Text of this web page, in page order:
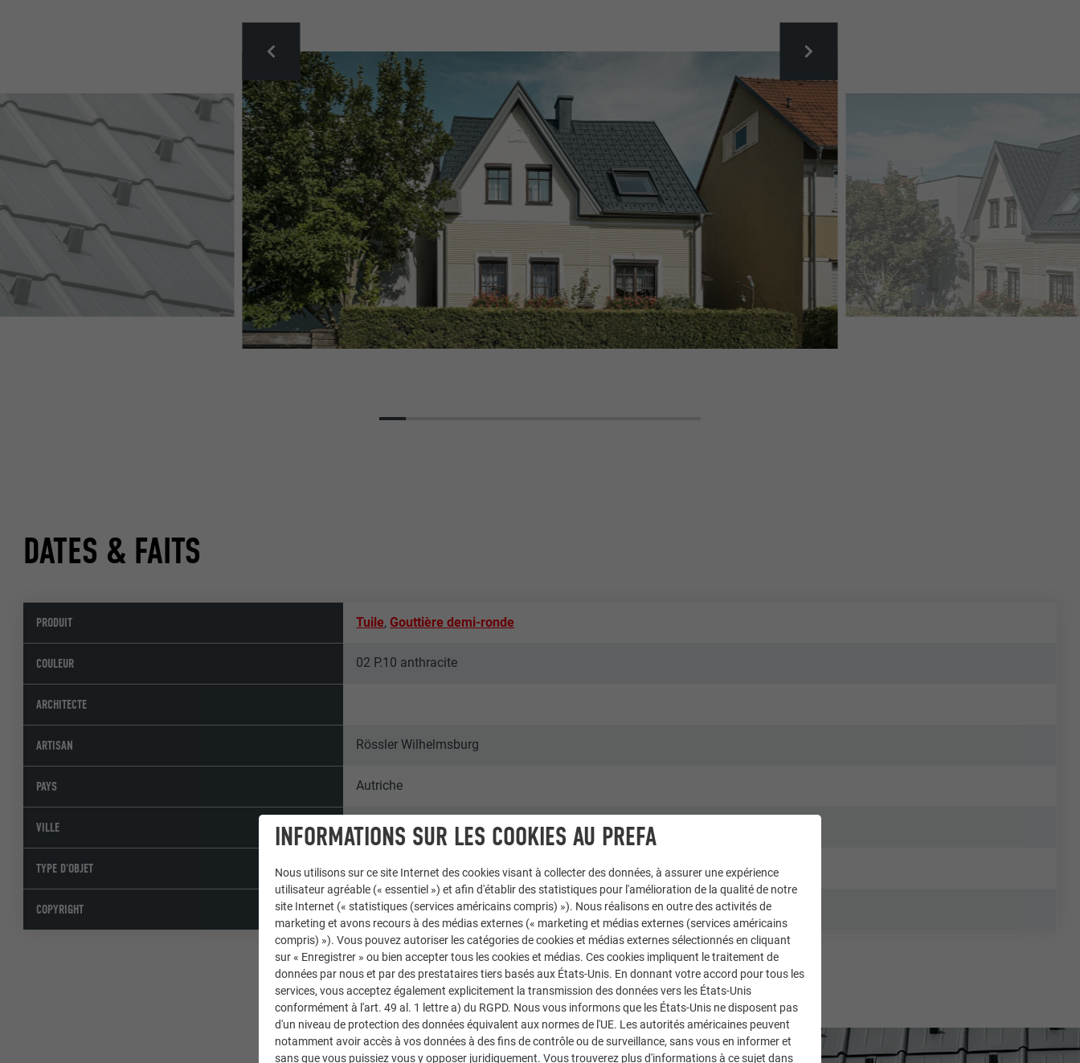
DATES & FAITS
PRODUIT Tuile,Gouttière demi-ronde
COULEUR 02 P.10 anthracite
ARCHITECTE
ARTISAN Rössler Wilhelmsburg
PAYS Autriche
VILLE St. Valentin
TYPE D'OBJET Maisons individuelles
COPYRIGHT © PREFA | Croce & Wir
INFORMATIONS SUR LES COOKIES AU PREFA
Nous utilisons sur ce site Internet des cookies visant à collecter des données, à assurer une expérience
utilisateur agréable (« essentiel ») et afin d'établir des statistiques pour l'amélioration de la qualité de notre
site Internet (« statistiques (services américains compris) »). Nous réalisons en outre des activités de
marketing et avons recours à des médias externes (« marketing et médias externes (services américains
compris) »). Vous pouvez autoriser les catégories de cookies et médias externes sélectionnés en cliquant
sur « Enregistrer » ou bien accepter tous les cookies et médias. Ces cookies impliquent le traitement de
données par nous et par des prestataires tiers basés aux États-Unis. En donnant votre accord pour tous les
services, vous acceptez également explicitement la transmission des données vers les États-Unis
conformément à l'art. 49 al. 1 lettre a) du RGPD. Nous vous informons que les États-Unis ne disposent pas
d'un niveau de protection des données équivalent aux normes de l'UE. Les autorités américaines peuvent
notamment avoir accès à vos données à des fins de contrôle ou de surveillance, sans vous en informer et
sans que vous puissiez vous y opposer juridiquement. Vous trouverez plus d'informations à ce sujet dans